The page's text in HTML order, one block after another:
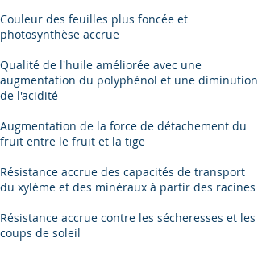
Couleur des feuilles plus foncée et
photosynthèse accrue
Qualité de l'huile améliorée avec une
augmentation du polyphénol et une diminution
de l'acidité
Augmentation de la force de détachement du
fruit entre le fruit et la tige
Résistance accrue des capacités de transport
du xylème et des minéraux à partir des racines
Résistance accrue contre les sécheresses et les
coups de soleil